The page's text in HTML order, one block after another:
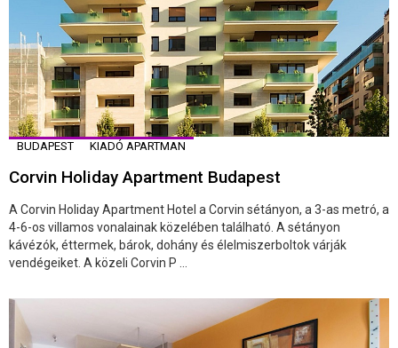
BUDAPEST KIADÓ APARTMAN
Corvin Holiday Apartment Budapest
A Corvin Holiday Apartment Hotel a Corvin sétányon, a 3-as metró, a
4-6-os villamos vonalainak közelében található. A sétányon
kávézók, éttermek, bárok, dohány és élelmiszerboltok várják
vendégeiket. A közeli Corvin P ...